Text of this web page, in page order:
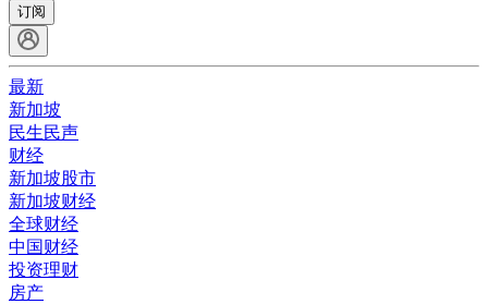
订阅
最新
新加坡
民生民声
财经
新加坡股市
新加坡财经
全球财经
中国财经
投资理财
房产